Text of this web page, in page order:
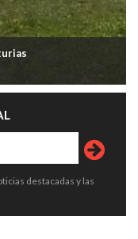
destacadas y las